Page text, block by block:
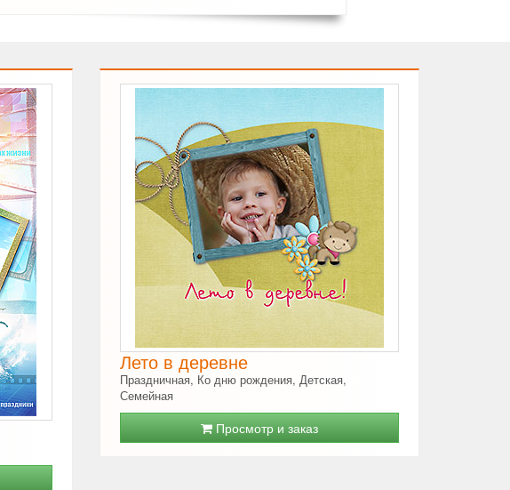
Лето в деревне
Праздничная, Ко дню рождения, Детская,
Семейная
Просмотр и заказ